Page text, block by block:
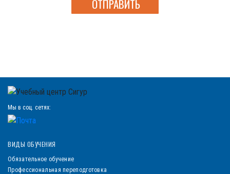
Мы в соц. сетях:
ВИДЫ ОБУЧЕНИЯ
Обязательное обучение
Профессиональная переподготовка